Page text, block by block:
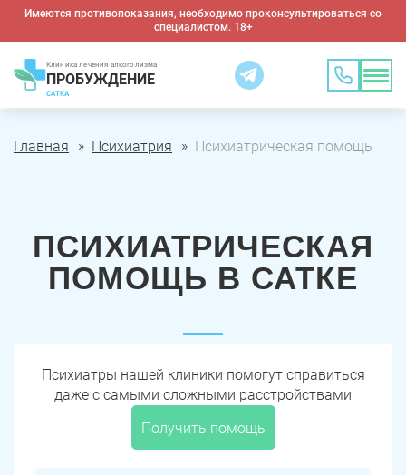
Имеются противопоказания, необходимо проконсультироваться со
специалистом. 18+
Клиника лечения алкоголизма
ПРОБУЖДЕНИЕ
САТКА
Главная Психиатрия Психиатрическая помощь
ПСИХИАТРИЧЕСКАЯ
ПОМОЩЬ В САТКЕ
Психиатры нашей клиники помогут справиться
даже с самыми сложными расстройствами
Получить помощь